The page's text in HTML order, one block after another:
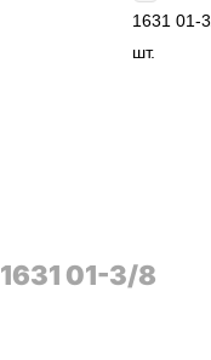
1631 01-
шт.
1631 01-3/8